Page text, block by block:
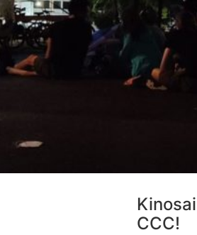
CCC!